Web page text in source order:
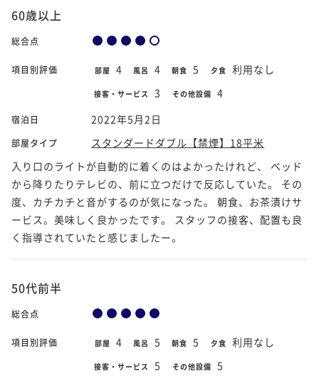
60歳以上
総合点
項目別評価 部屋 4 風呂 4 朝食 5 夕食 利用なし
接客・サービス 3 その他設備 4
宿泊日 2022年5月2日
部屋タイプ
スタンダードダブル【禁煙】18平米
入り口のライトが自動的に着くのはよかったけれど、 ベッド
から降りたりテレビの、前に立つだけで反応していた。 その
度、カチカチと音がするのが気になった。 朝食、お茶漬けサ
ービス。美味しく良かったです。 スタッフの接客、配置も良
く指導されていたと感じましたー。
50代前半
総合点
項目別評価 部屋 4 風呂 5 朝食 5 夕食 利用なし
接客・サービス 5 その他設備 5